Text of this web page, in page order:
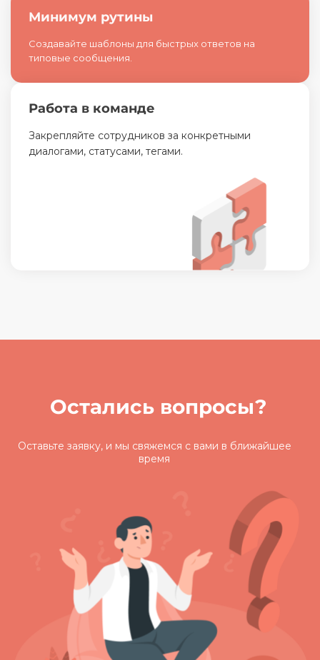
Минимум рутины
Создавайте шаблоны для быстрых ответов на
типовые сообщения.
Работа в команде
Закрепляйте сотрудников за конкретными
диалогами, статусами, тегами.
Остались вопросы?
Оставьте заявку, и мы свяжемся с вами в ближайшее
время